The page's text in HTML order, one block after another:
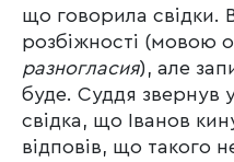
що говорила свідки.
розбіжності (мовою
разногласия), але
буде. Суддя звернув
свідка, що Іванов
відповів, що такого